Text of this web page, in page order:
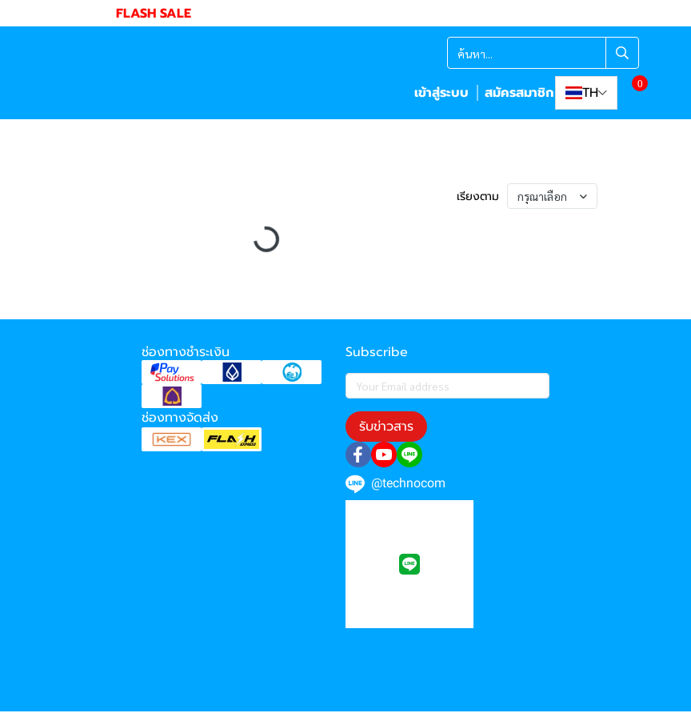
FLASH SALE
เข้าสู่ระบบ สมัครสมาชิก TH 0
เรียงตาม กรุณาเลือก
ช่องทางชำระเงิน
ช่องทางจัดส่ง
Subscribe
รับข่าวสาร
@technocom